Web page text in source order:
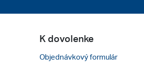
K dovolenke
Objednávkový formulár